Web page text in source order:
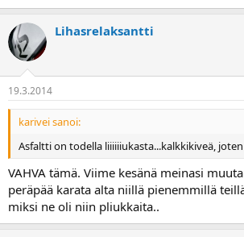
Lihasrelaksantti
19.3.2014
karivei sanoi:
Asfaltti on todella liiiiiiukasta...kalkkikiveä,
VAHVA tämä. Viime kesänä meinasi
peräpää karata alta niillä pienemmillä
miksi ne oli niin pliukkaita..